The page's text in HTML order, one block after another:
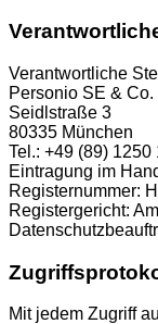
Verantwortliche
Personio SE & Co.
Seidlstraße 3
80335 München
Tel.: +49 (89) 1250
Eintragung im
Registernummer:
Registergericht:
Mit jedem Zugriff